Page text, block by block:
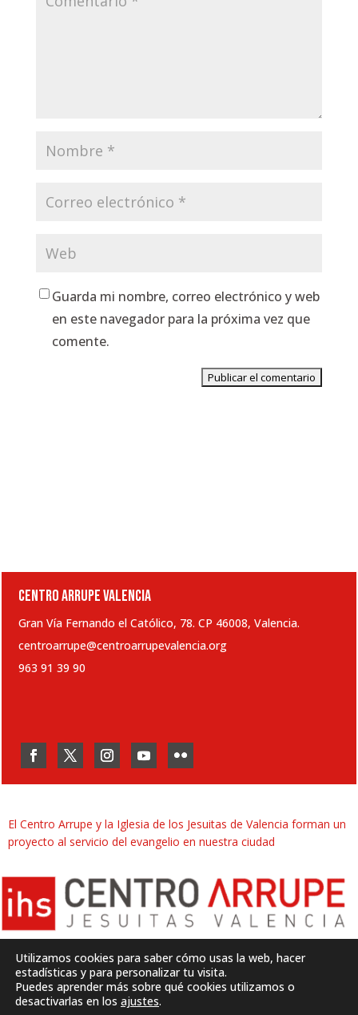
Guarda mi nombre, correo electrónico y web
en este navegador para la próxima vez que
comente.
CENTRO ARRUPE VALENCIA
Gran Vía Fernando el Católico, 78. CP 46008, Valencia.
centroarrupe@centroarrupevalencia.org
963 91 39 90
El Centro Arrupe y la Iglesia de los Jesuitas de Valencia forman un
proyecto al servicio del evangelio en nuestra ciudad
Desarrollado porSJDigital
Utilizamos cookies para saber cómo usas la web, hacer
estadísticas y para personalizar tu visita.
Puedes aprender más sobre qué cookies utilizamos o
desactivarlas en los ajustes.